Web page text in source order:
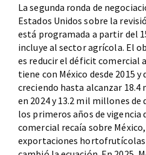
La segunda ronda de
Estados Unidos sobre la
está programada a partir del
incluye al sector agrícola. El
es reducir el déficit comercial
tiene con México desde 2015
creciendo hasta alcanzar
en 2024 y 13.2 mil millones de
los primeros años de vigencia
comercial recaía sobre
exportaciones hortofrutícolas